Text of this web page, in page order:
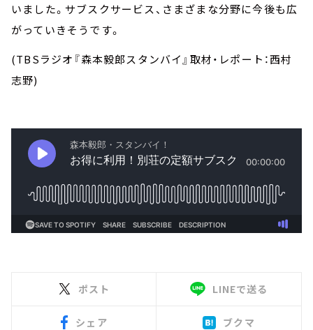
いました。サブスクサービス、さまざまな分野に今後も広
がっていきそうです。
(TBSラジオ『森本毅郎スタンバイ』取材・レポート：西村
志野)
ポスト LINEで送る
シェア ブクマ